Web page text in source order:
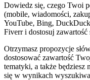
Dowiedz się, czego Twoi
(mobile, wiadomości,
YouTube, Bing,
Fiverr i dostosuj
Otrzymasz propozycje
dostosować zawartość
tematyki, a także będziesz
się w wynikach